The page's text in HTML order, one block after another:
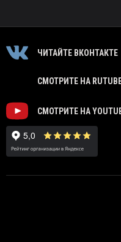
ЧИТАЙТЕ ВКОНТАКТЕ
СМОТРИТЕ НА
СМОТРИТЕ НА